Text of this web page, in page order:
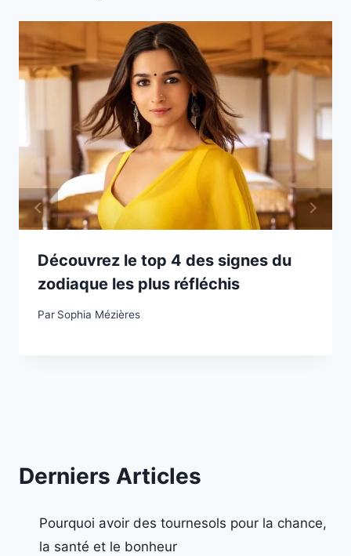
Découvrez le top 4 des signes du
zodiaque les plus réfléchis
Par Sophia Mézières
Derniers Articles
Pourquoi avoir des tournesols pour la chance,
la santé et le bonheur